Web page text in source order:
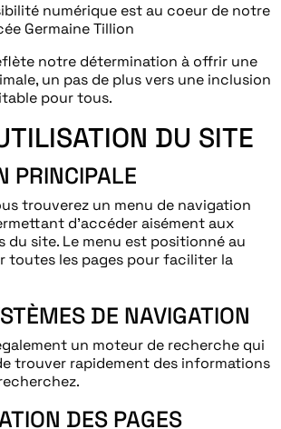
numérique est au coeur de notre
Germaine Tillion
notre détermination à offrir une
un pas de plus vers une inclusion
pour tous.
DU SITE
PRINCIPALE
trouverez un menu de navigation
d’accéder aisément aux
du site. Le menu est positionné au
toutes les pages pour faciliter la
DE NAVIGATION
un moteur de recherche qui
trouver rapidement des informations
DES PAGES